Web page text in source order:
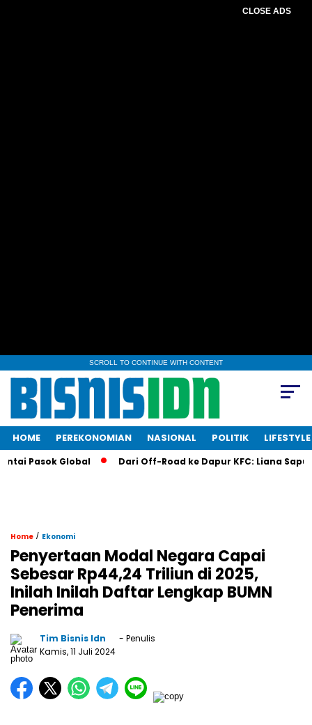
CLOSE ADS
SCROLL TO CONTINUE WITH CONTENT
HOME PEREKONOMIAN NASIONAL POLITIK LIFESTYLE
Pasok Global Dari Off-Road ke Dapur KFC: Liana Saputri
Home / Ekonomi
Penyertaan Modal Negara Capai
Sebesar Rp44,24 Triliun di 2025,
Inilah Inilah Daftar Lengkap BUMN
Penerima
Tim Bisnis Idn
- Penulis
Kamis, 11 Juli 2024